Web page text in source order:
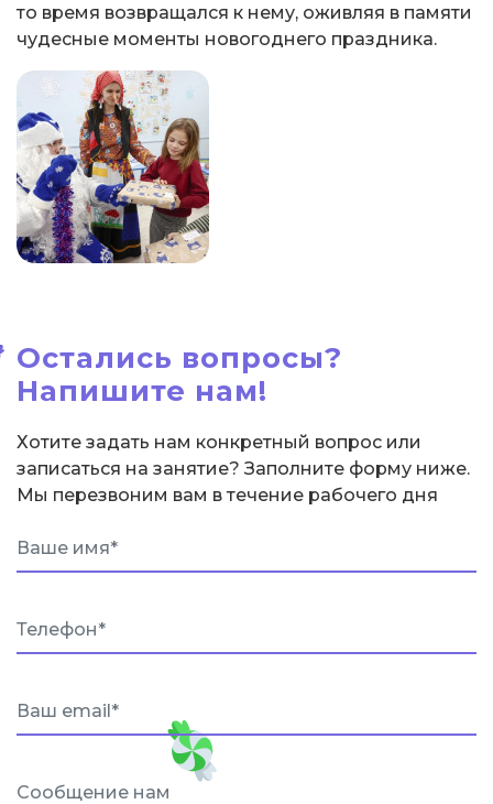
то время возвращался к нему, оживляя в памяти
чудесные моменты новогоднего праздника.
Остались вопросы?
Напишите нам!
Хотите задать нам конкретный вопрос или
записаться на занятие? Заполните форму ниже.
Мы перезвоним вам в течение рабочего дня